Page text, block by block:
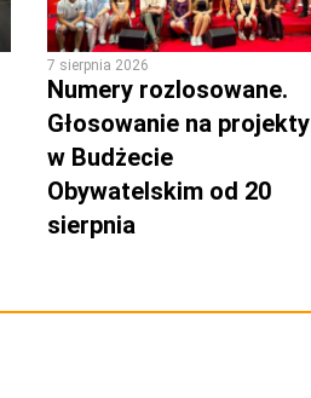
7 sierpnia 2026
Numery rozlosowane.
Głosowanie na projekty
w Budżecie
Obywatelskim od 20
sierpnia